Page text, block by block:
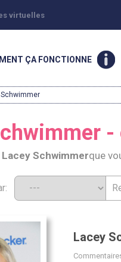
virtuelles
ÇA FONCTIONNE
Schwimmer
Lacey Schwimmerque
Lacey